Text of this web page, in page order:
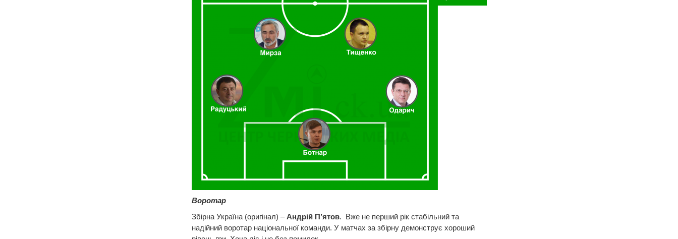
Воротар
Збірна Україна (оригінал) –Андрій П’ятов. Вже не перший рік стабільний та
надійний воротар національної команди. У матчах за збірну демонструє хороший